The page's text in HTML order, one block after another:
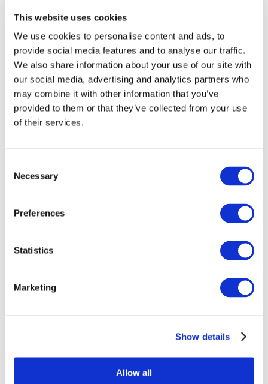
This website uses cookies
We use cookies to personalise content and ads, to
provide social media features and to analyse our traffic.
We also share information about your use of our site with
our social media, advertising and analytics partners who
may combine it with other information that you’ve
provided to them or that they’ve collected from your use
of their services.
Selection
Necessary
Preferences
Statistics
Marketing
Show details
Allow all
Творческий вечер
Наше спецпредложение